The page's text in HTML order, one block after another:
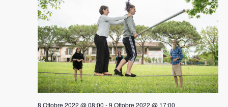
8 Ottobre 2022 @ 08:00 -9 Ottobre 2022 @ 17:00